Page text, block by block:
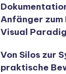
Anfänger zum
Visual
Von Silos zur
praktische